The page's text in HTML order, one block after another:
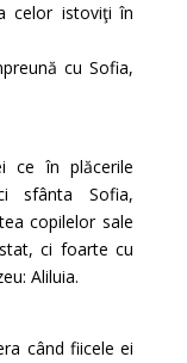
celor istoviţi în
cu Sofia,
ce în plăcerile
sfânta Sofia,
copilelor sale
ci foarte cu
Aliluia.
când fiicele ei